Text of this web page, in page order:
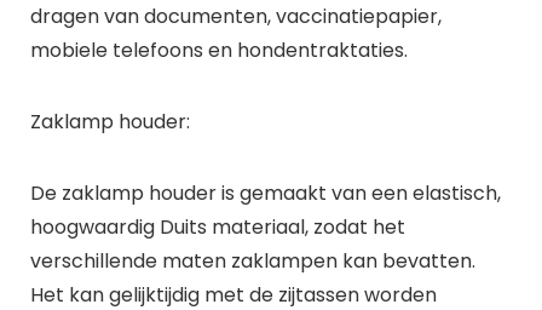
dragen van documenten, vaccinatiepapier,
mobiele telefoons en hondentraktaties.
Zaklamp houder:
De zaklamp houder is gemaakt van een elastisch,
hoogwaardig Duits materiaal, zodat het
verschillende maten zaklampen kan bevatten.
Het kan gelijktijdig met de zijtassen worden